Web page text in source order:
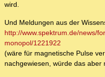
wird.
Und Meldungen aus der
http://www.spektrum.de/news/
monopol/1221922
(wäre für magnetische Pulse
nachgewiesen, würde das aber